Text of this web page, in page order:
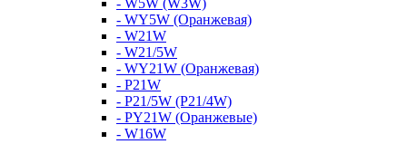
- W5W (W3W)
- WY5W (Оранжевая)
- W21W
- W21/5W
- WY21W (Оранжевая)
- P21W
- P21/5W (P21/4W)
- PY21W (Оранжевые)
- W16W